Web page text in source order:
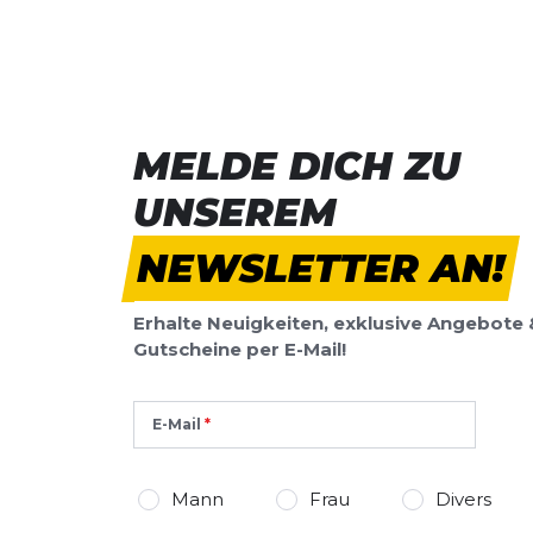
MELDE DICH ZU
UNSEREM
NEWSLETTER AN!
Erhalte Neuigkeiten, exklusive Angebote
Gutscheine per E-Mail!
E-Mail
Mann Frau Divers